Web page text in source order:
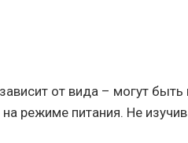
от вида – могут
режиме питания. Не